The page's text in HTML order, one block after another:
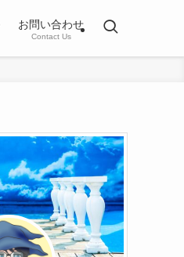
お問い合わせ
Contact Us